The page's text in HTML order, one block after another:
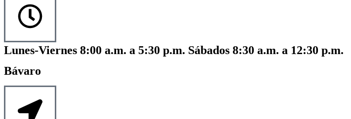
Lunes-Viernes 8:00 a.m. a 5:30 p.m. Sábados 8:30 a.m. a 12:30 p.m.
Bávaro